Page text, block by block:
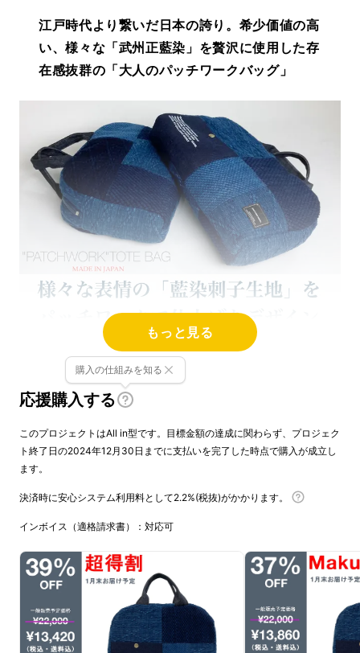
江戸時代より繋いだ日本の誇り。希少価値の高
い、様々な「武州正藍染」を贅沢に使用した存
在感抜群の「大人のパッチワークバッグ」
『武州正藍染』-糸から染めるといいう、手間
をかけた手法は職人の誇りの証です-
もっと見る
応援購入する
購入の仕組みを知る
このプロジェクトはAll in型です。目標金額の達成に関わらず、プロジェク
ト終了日の2024年12月30日までに支払いを完了した時点で購入が成立し
ます。
決済時に安心システム利用料として2.2%(税抜)がかかります。
インボイス（適格請求書）：対応可